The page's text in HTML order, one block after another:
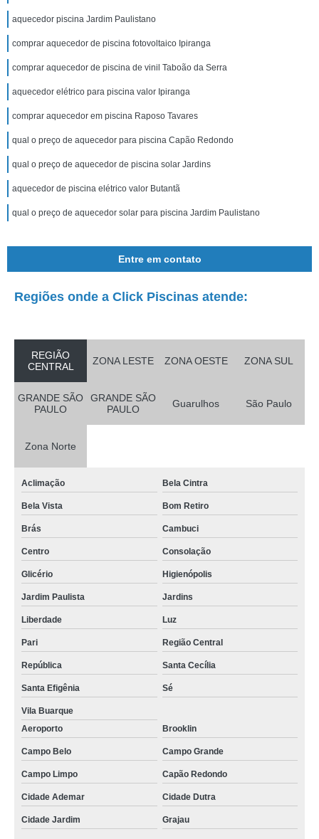
aquecedor piscina Jardim Paulistano
comprar aquecedor de piscina fotovoltaico Ipiranga
comprar aquecedor de piscina de vinil Taboão da Serra
aquecedor elétrico para piscina valor Ipiranga
comprar aquecedor em piscina Raposo Tavares
qual o preço de aquecedor para piscina Capão Redondo
qual o preço de aquecedor de piscina solar Jardins
aquecedor de piscina elétrico valor Butantã
qual o preço de aquecedor solar para piscina Jardim Paulistano
Entre em contato
Regiões onde a Click Piscinas atende:
REGIÃO
CENTRAL
ZONA LESTE ZONA OESTE ZONA SUL
GRANDE SÃO
PAULO
GRANDE SÃO
PAULO
Guarulhos São Paulo
Zona Norte
Aclimação Bela Cintra
Bela Vista Bom Retiro
Brás Cambuci
Centro Consolação
Glicério Higienópolis
Jardim Paulista Jardins
Liberdade Luz
Pari Região Central
República Santa Cecília
Santa Efigênia Sé
Vila Buarque
Aeroporto
Brooklin
Campo Belo Campo Grande
Campo Limpo Capão Redondo
Cidade Ademar Cidade Dutra
Cidade Jardim Grajau